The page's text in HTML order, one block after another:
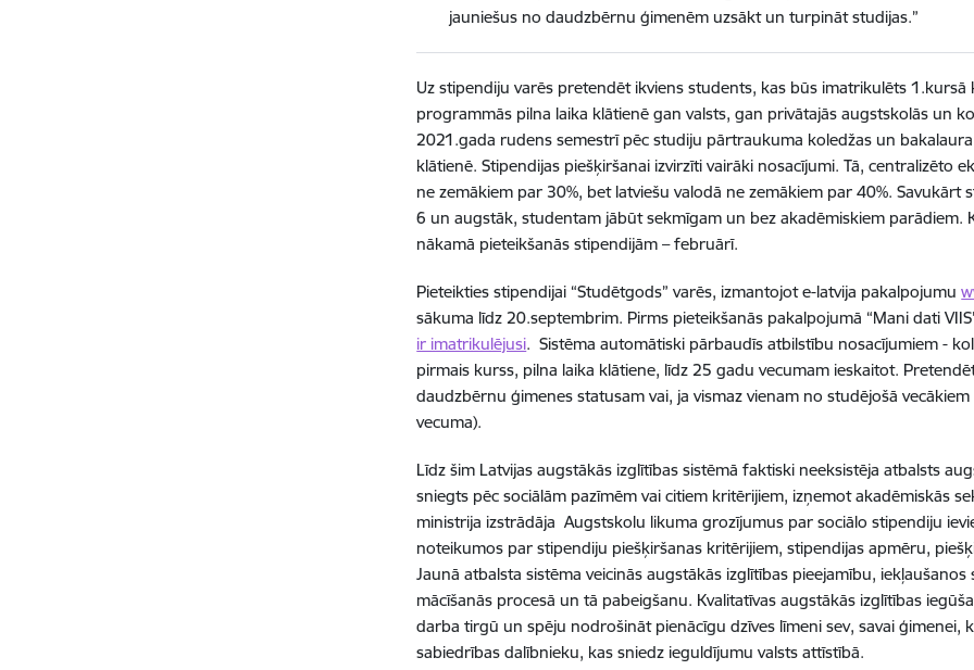
jauniešus no daudzbērnu ģimenēm uzsākt un turpināt studijas.”
Uz stipendiju varēs pretendēt ikviens students, kas būs imatrikulēts 1.kursā
programmās pilna laika klātienē gan valsts, gan privātajās augstskolās un
2021.gada rudens semestrī pēc studiju pārtraukuma koledžas un
klātienē. Stipendijas piešķiršanai izvirzīti vairāki nosacījumi. Tā, centralizēto
ne zemākiem par 30%, bet latviešu valodā ne zemākiem par 40%. Savukārt s
6 un augstāk, studentam jābūt sekmīgam un bez akadēmiskiem parādiem.
nākamā pieteikšanās stipendijām – februārī.
Pieteikties stipendijai “Studētgods” varēs, izmantojot e-latvija pakalpojumu
sākuma līdz 20.septembrim. Pirms pieteikšanās pakalpojumā “Mani dati
ir imatrikulējusi. Sistēma automātiski pārbaudīs atbilstību nosacījumiem -
pirmais kurss, pilna laika klātiene, līdz 25 gadu vecumam ieskaitot.
daudzbērnu ģimenes statusam vai, javismaz vienam no studējošā
vecuma).
Līdz šim Latvijas augstākās izglītības sistēmā faktiski neeksistēja atbalsts
sniegts pēc sociālām pazīmēm vai citiem kritērijiem, izņemot akadēmiskās
ministrija izstrādāja Augstskolu likuma grozījumus par sociālo stipendiju
noteikumos par stipendiju piešķiršanas kritērijiem, stipendijas apmēru,
Jaunā atbalsta sistēma veicinās augstākās izglītības pieejamību,
mācīšanās procesā un tā pabeigšanu. Kvalitatīvas augstākās izglītības
darba tirgū un spēju nodrošināt pienācīgu dzīves līmeni sev, savai ģimenei,
sabiedrības dalībnieku, kas sniedz ieguldījumu valsts attīstībā.